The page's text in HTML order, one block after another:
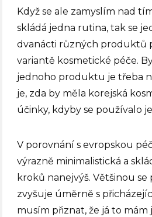
Když se ale zamyslím nad
skládá jedna rutina, tak se
dvanácti různých produktů
variantě kosmetické péče.
jednoho produktu je třeba
je, zda by měla korejská
účinky, kdyby se používalo
V porovnání s evropskou
výrazně minimalistická a
kroků nanejvýš. Většinou
zvyšuje úměrně s
musím přiznat, že já to mám